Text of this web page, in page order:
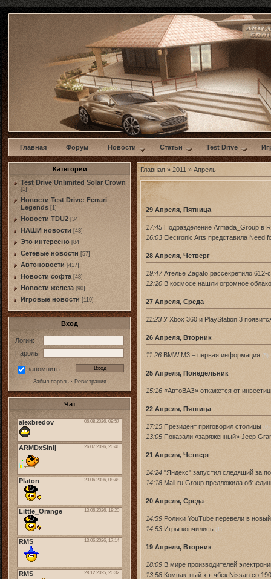
w
Главная Форум Новости Статьи Test Drive
Категории
Test Drive Unlimited Solar Crown
[1]
Новости Test Drive: Ferrari
Legends [1]
Новости TDU2 [34]
НАШИ новости [43]
Это интересно [84]
Сетевые новости [57]
Автоновости [417]
Новости софта [48]
Новоcти железа [90]
Игровые новости [119]
Вход
Логин:
Пароль:
запомнить
Забыл пароль· Регистрация
Чат
Главная » 2011 » Апрель
29 Апреля, Пятница
17:45 Подразделение Armada_Group в
16:03 Electronic Arts представила Need
28 Апреля, Четверг
19:47 Ателье Zagato рассекретило
12:20 В космосе нашли огромное
27 Апреля, Среда
11:23 У Xbox 360 и PlayStation 3
26 Апреля, Вторник
11:26 BMW M3 – первая информация (5)
25 Апреля, Понедельник
15:16 «АвтоВАЗ» откажется от
22 Апреля, Пятница
17:15 Президент приговорил столицы (0)
13:05 Показали «заряженный» Jeep
21 Апреля, Четверг
14:24 "Яндекс" запустил следящий за
14:18 Mail.ru Group предложила
20 Апреля, Среда
14:59 Ролики YouTube перевели в
14:53 Игры кончились (1)
19 Апреля, Вторник
18:09 В мире производителей
13:58 Компактный хэтчбек Nissan со